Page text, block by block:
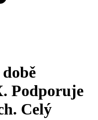
. Podporuje
Celý